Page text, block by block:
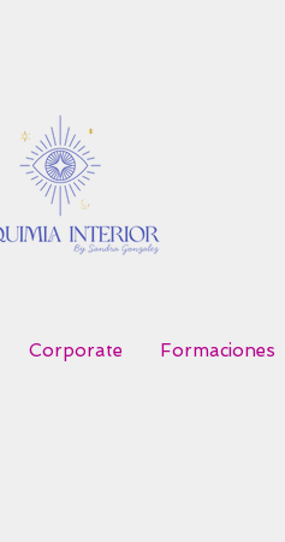
Corporate Formaciones